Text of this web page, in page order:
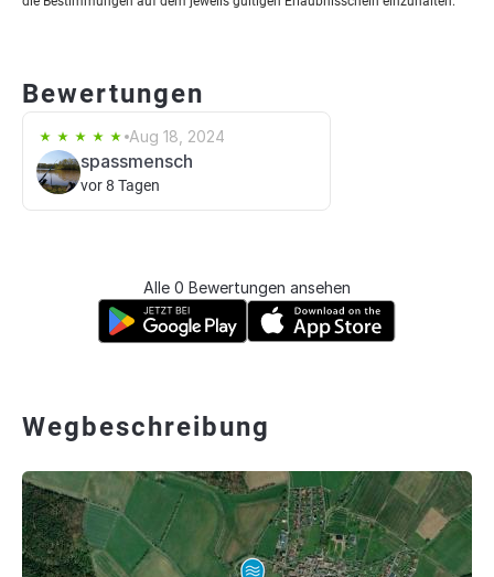
Bewertungen
Aug 18, 2024
spassmensch
vor 8 Tagen
Alle 0 Bewertungen ansehen
Wegbeschreibung